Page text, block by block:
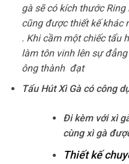
gà sẽ có kích thước
cũng được thiết kế khác
. Khi cầm một chiếc tẩu
làm tôn vinh lên sự
ông thành đạt
Tẩu Hút Xì Gà có công
Đi kèm với xì
cùng xì gà
Thiết kế